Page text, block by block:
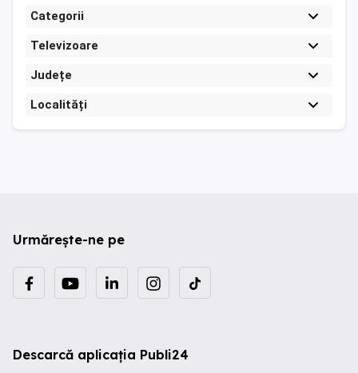
Categorii
Televizoare
Județe
Localități
Urmărește-ne pe
Descarcă aplicația Publi24